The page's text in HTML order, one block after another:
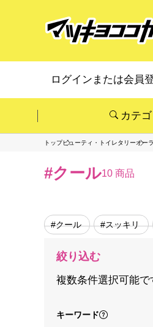
ログインまたは会員
カテ
トップビューティ・トイレタリーオー
#クール10 商品
#クール #スッキリ
絞り込む
複数条件選択可能で
キーワード